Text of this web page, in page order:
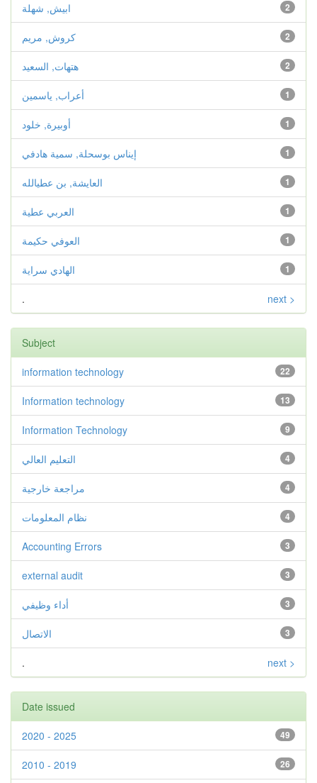
2 ابيش, شهلة
2 كروش, مريم
2 هتهات, السعيد
1 أعراب, ياسمين
1 أوبيرة, خلود
1 إيناس بوسحلة, سمية هادفي
1 العايشة, بن عطيالله
1 العربي عطية
1 العوفي حكيمة
1 الهادي سراية
. next >
Subject
22
information technology
13
Information technology
9
Information Technology
4 التعليم العالي
4 مراجعة خارجية
4 نظام المعلومات
3
Accounting Errors
3
external audit
3 أداء وظيفي
3 الاتصال
. next >
Date issued
49
2020 - 2025
26
2010 - 2019